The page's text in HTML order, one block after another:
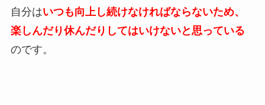
自分はいつも向上し続けなければならないため、
楽しんだり休んだりしてはいけないと思っている
のです。